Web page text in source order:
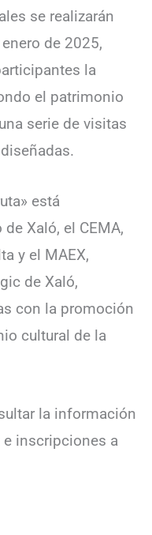
se realizarán
de 2025,
la
el patrimonio
serie de visitas
está
Xaló, el CEMA,
y el MAEX,
de Xaló,
con la promoción
cultural de la
la información
e inscripciones a